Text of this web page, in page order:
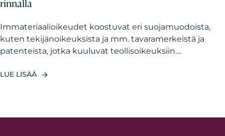
rinnalla
Immateriaalioikeudet koostuvat eri suojamuodoista,
kuten tekijänoikeuksista ja mm. tavaramerkeistä ja
patenteista, jotka kuuluvat teollisoikeuksiin....
LUE LISÄÄ